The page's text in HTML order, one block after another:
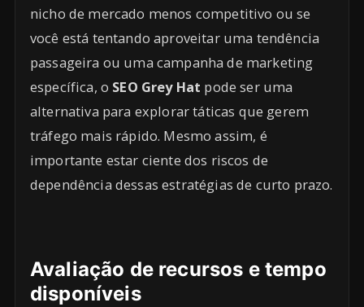
nicho de mercado menos competitivo ou se
você está tentando aproveitar uma tendência
passageira ou uma campanha de marketing
específica, o SEO Grey Hat pode ser uma
alternativa para explorar táticas que gerem
tráfego mais rápido. Mesmo assim, é
importante estar ciente dos riscos de
dependência dessas estratégias de curto prazo.
Avaliação de recursos e tempo
disponíveis